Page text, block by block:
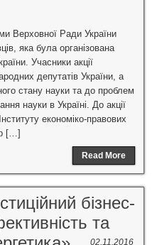
Верховної Ради України
яка була організована
Учасники акції
депутатів України, а
стану науки та до проблем
науки в Україні. До акції
економіко-правових
[…]
Read More
бізнес-
та
02.11.2016